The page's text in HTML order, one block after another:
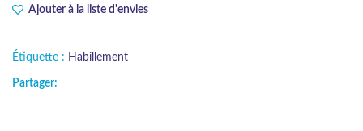
Ajouter à la liste d'envies
Étiquette : Habillement
Partager: